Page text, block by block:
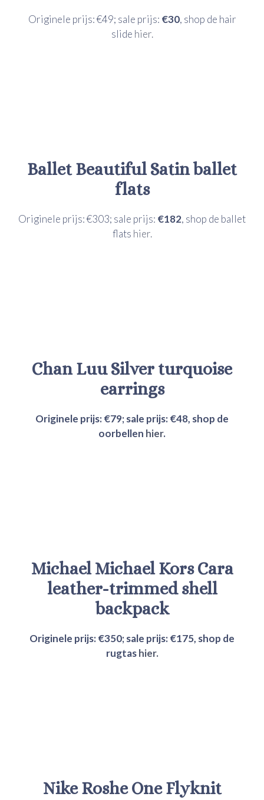
Originele prijs: €49; sale prijs: €30, shop de hair
slide hier.
Ballet BeautifulSatin ballet
flats
Originele prijs: €303; sale prijs: €182, shop de ballet
flats hier.
Chan LuuSilver turquoise
earrings
Originele prijs: €79; sale prijs:€48, shop de
oorbellen hier.
Michael Michael Kors Cara
leather-trimmed shell
backpack
Originele prijs: €350; sale prijs:€175, shop de
rugtashier.
NikeRoshe One Flyknit